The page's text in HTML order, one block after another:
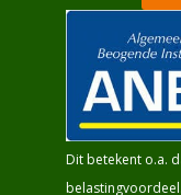
Dit betekent o.a.
belastingvoordeel.